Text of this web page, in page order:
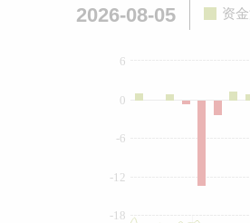
2026-08-05 资
0
-18
-12
-6
6